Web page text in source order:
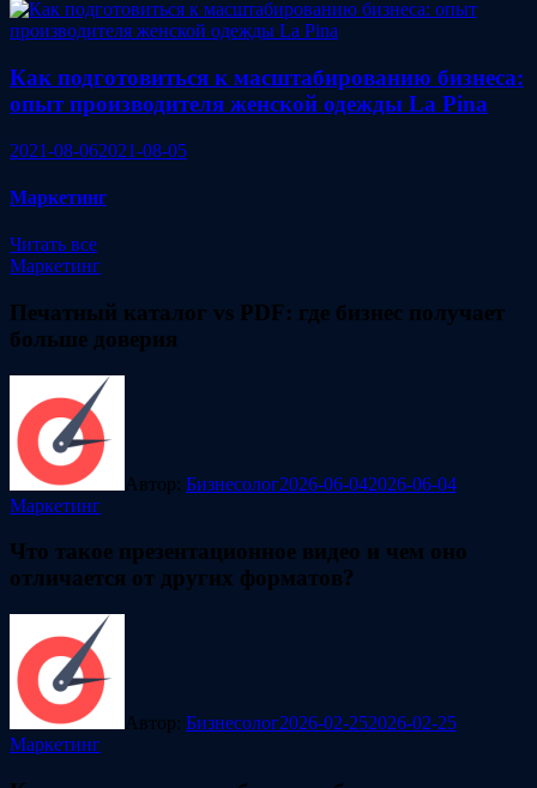
Как подготовиться к масштабированию бизнеса:
опыт производителя женской одежды La Pina
2021-08-062021-08-05
Маркетинг
Читать все
Маркетинг
Печатный каталог vs PDF: где бизнес получает
больше доверия
Автор: Бизнесолог2026-06-042026-06-04
Маркетинг
Что такое презентационное видео и чем оно
отличается от других форматов?
Автор: Бизнесолог2026-02-252026-02-25
Маркетинг